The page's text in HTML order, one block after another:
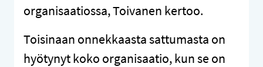
organisaatiossa, Toivanen kertoo.
Toisinaan onnekkaasta sattumasta on
hyötynyt koko organisaatio, kun se on